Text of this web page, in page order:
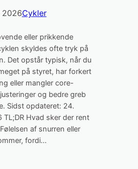
2026Cykler
eller prikkende
skyldes ofte tryk på
Det opstår typisk, når du
på styret, har forkert
eller mangler core-
og bedre greb
Sidst opdateret: 24.
TL;DR Hvad sker der rent
af snurren eller
fordi…